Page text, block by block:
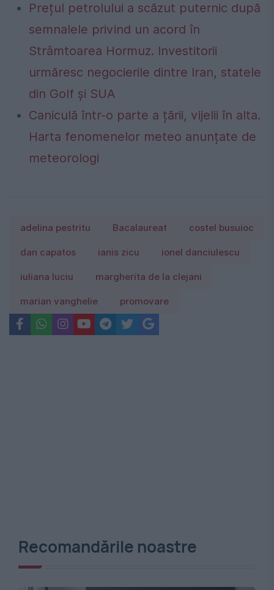
Prețul petrolului a scăzut puternic după
semnalele privind un acord în
Strâmtoarea Hormuz. Investitorii
urmăresc negocierile dintre Iran, statele
din Golf și SUA
Caniculă într-o parte a țării, vijelii în alta.
Harta fenomenelor meteo anunțate de
meteorologi
adelina pestritu Bacalaureat costel busuioc
dan capatos ianis zicu ionel danciulescu
iuliana luciu margherita de la clejani
marian vanghelie promovare
Recomandările noastre